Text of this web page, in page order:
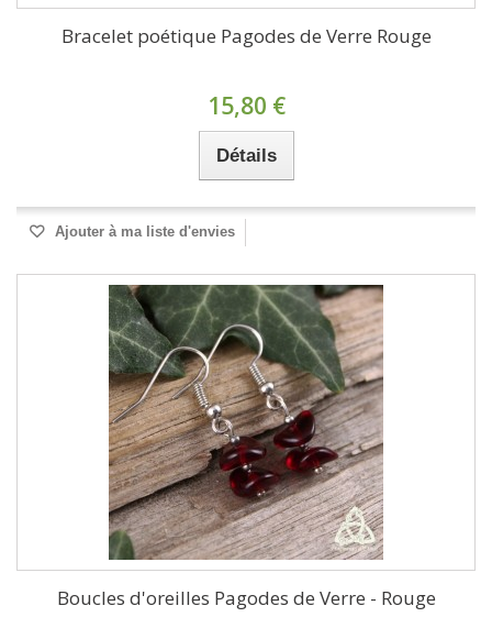
Bracelet poétique Pagodes de Verre Rouge
15,80 €
Détails
Ajouter à ma liste d'envies
Boucles d'oreilles Pagodes de Verre - Rouge